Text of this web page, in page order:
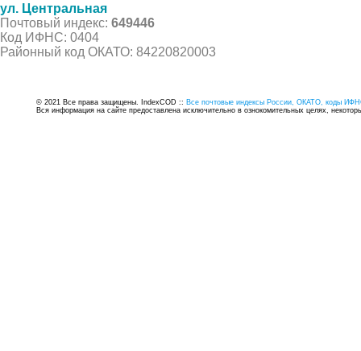
ул. Центральная
Почтовый индекс: 649446
Код ИФНС: 0404
Районный код ОКАТО: 84220820003
© 2021 Все права защищены. IndexCOD :: Все почтовые индексы России, ОКАТО, коды
Вся информация на сайте предоставлена исключительно в ознокомительных целях,